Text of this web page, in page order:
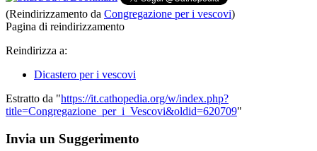
(Reindirizzamento da Congregazione per i vescovi)
Pagina di reindirizzamento
Reindirizza a:
Dicastero per i vescovi
Estratto da "https://it.cathopedia.org/w/index.php?
title=Congregazione_per_i_Vescovi&oldid=620709"
Invia un Suggerimento